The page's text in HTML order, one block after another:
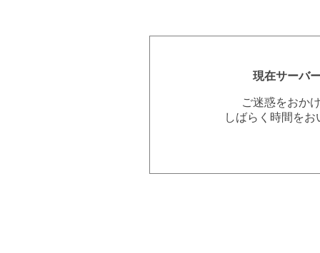
現在サーバ
ご迷惑をおか
しばらく時間を